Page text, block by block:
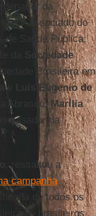
da
associado do
de Saúde Pública;
da
Sociedade
Brasileira em
e
Luis Eugenio de
Abrasco; Marília
da
, ressaltou a
campanha
de todos os
e brasileiros